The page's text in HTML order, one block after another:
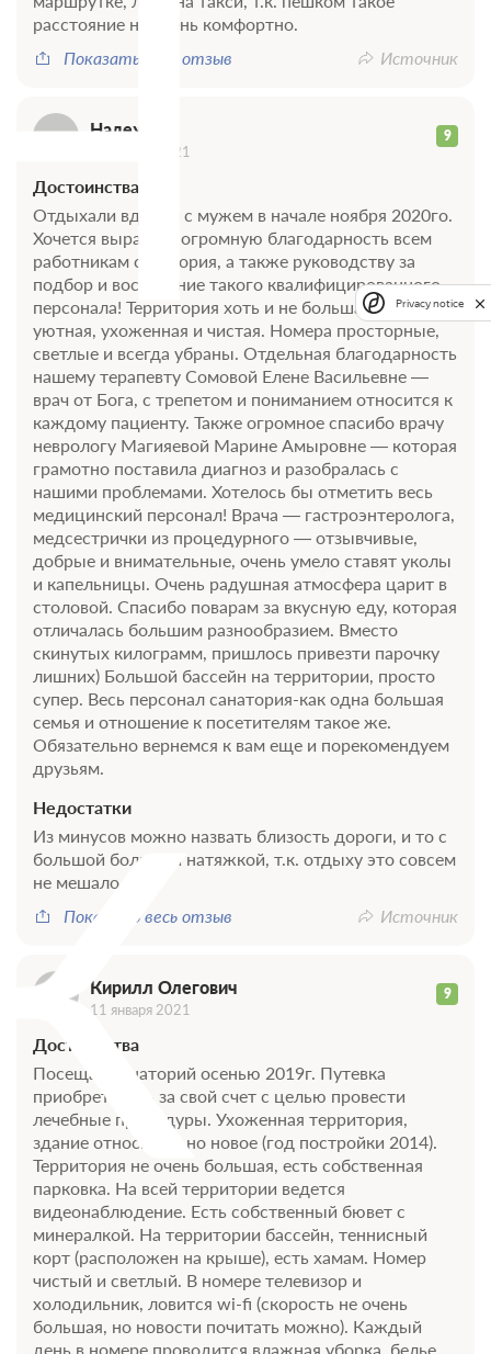
расстояние не очень комфортно.
Показать весь отзыв
Источник
Надежда 9
11 января 2021
Достоинства
Отдыхали вдвоем с мужем в начале ноября 2020го.
Хочется выразить огромную благодарность всем
работникам санатория, а также руководству за
подбор и воспитание такого квалифицированного
персонала! Территория хоть и не большая, но очень
уютная, ухоженная и чистая. Номера просторные,
светлые и всегда убраны. Отдельная благодарность
нашему терапевту Сомовой Елене Васильевне —
врач от Бога, с трепетом и пониманием относится к
каждому пациенту. Также огромное спасибо врачу
неврологу Магияевой Марине Амыровне — которая
грамотно поставила диагноз и разобралась с
нашими проблемами. Хотелось бы отметить весь
медицинский персонал! Врача — гастроэнтеролога,
медсестрички из процедурного — отзывчивые,
добрые и внимательные, очень умело ставят уколы
и капельницы. Очень радушная атмосфера царит в
столовой. Спасибо поварам за вкусную еду, которая
отличалась большим разнообразием. Вместо
скинутых килограмм, пришлось привезти парочку
лишних) Большой бассейн на территории, просто
супер. Весь персонал санатория-как одна большая
семья и отношение к посетителям такое же.
Обязательно вернемся к вам еще и порекомендуем
друзьям.
Недостатки
Из минусов можно назвать близость дороги, и то с
большой большой натяжкой, т.к. отдыху это совсем
не мешало
Показать весь отзыв
Источник
Кирилл Олегович 9
11 января 2021
Достоинства
Посещал санаторий осенью 2019г. Путевка
приобреталась за свой счет с целью провести
лечебные процедуры. Ухоженная территория,
здание относительно новое (год постройки 2014).
Территория не очень большая, есть собственная
парковка. На всей территории ведется
видеонаблюдение. Есть собственный бювет с
минералкой. На территории бассейн, теннисный
корт (расположен на крыше), есть хамам. Номер
чистый и светлый. В номере телевизор и
холодильник, ловится wi-fi (скорость не очень
большая, но новости почитать можно). Каждый
день в номере проводится влажная уборка, белье
Privacy notice